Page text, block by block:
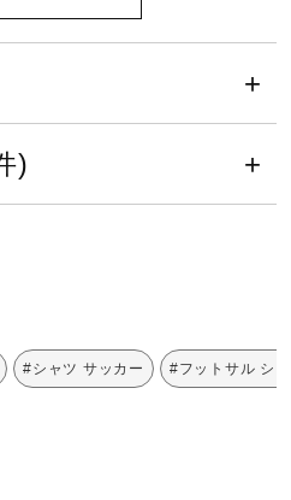
、インドネシア製
)
#シャツ サッカー #フットサル シ